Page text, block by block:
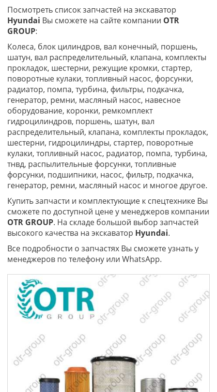
Посмотреть список запчастей на экскаватор
Hyundai Вы сможете на сайте компании OTR
GROUP:
Колеса, блок цилиндров, вал конечный, поршень,
шатун, вал распределительный, клапана, комплекты
прокладок, шестерни, режущие кромки, стартер,
поворотные кулаки, топливный насос, форсунки,
радиатор, помпа, турбина, фильтры, подкачка,
генератор, ремни, масляный насос, навесное
оборудование, коронки, ремкомплект
гидроцилиндров, поршень, шатун, вал
распределительный, клапана, комплекты прокладок,
шестерни, гидроцилиндры, стартер, поворотные
кулаки, топливный насос, радиатор, помпа, турбина,
тнвд, распылительные форсунки, топливные
форсунки, подшипники, насос, фильтр, подкачка,
генератор, ремни, масляный насос и многое другое.
Купить запчасти и комплектующие к спецтехнике Вы
сможете по доступной цене у менеджеров компании
OTR GROUP. На складе большой выбор запчастей
высокого качества на экскаватор Hyundai.
Все подробности о запчастях Вы сможете узнать у
менеджеров по телефону или WhatsApp.